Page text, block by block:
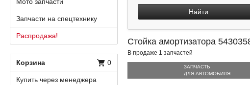
Найти
Стойка амортизатора
В продаже 1 запчастей
ЗАПЧАСТЬ
ДЛЯ АВТОМОБИЛЯ
Запчасти на спецтехнику
Распродажа!
Корзина 0
Купить через менеджера